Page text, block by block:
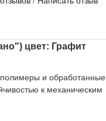
цвет: Графит
и обработанные
к механическим